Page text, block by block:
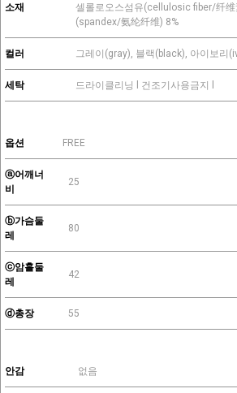
소재
셀롤로오스섬유(cellulosic fiber/纤维
(spandex/氨纶纤维) 8%
컬러 그레이(gray), 블랙(black), 아이보리
세탁 드라이클리닝 l 건조기사용금지 l
옵션 FREE
ⓐ어깨너
비
25
ⓑ가슴둘
레
80
ⓒ암홀둘
레
42
ⓓ총장 55
안감 없음